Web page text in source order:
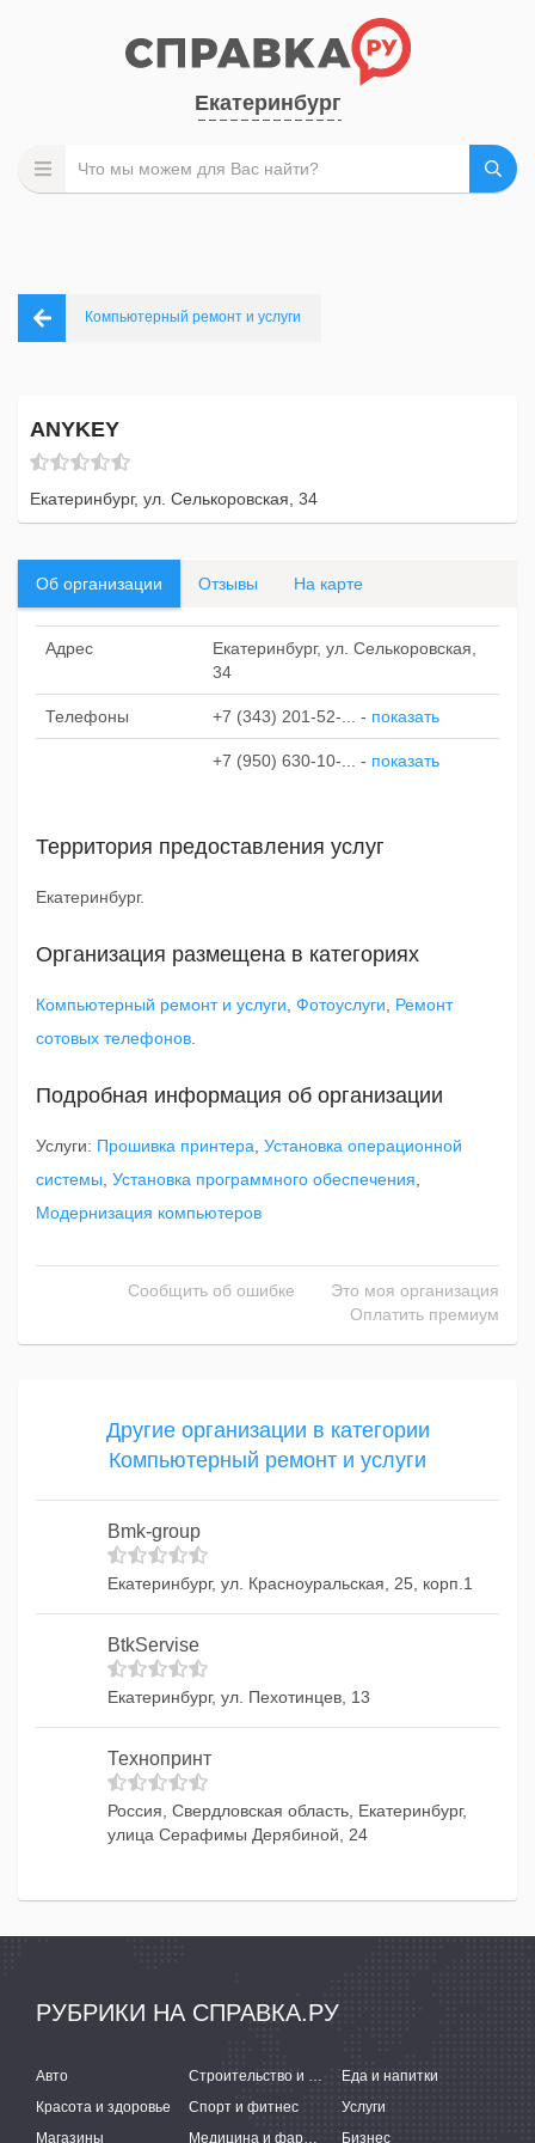
Екатеринбург
Компьютерный ремонт и услуги
ANYKEY
Екатеринбург, ул. Селькоровская, 34
Об организации Отзывы На карте
Адрес
Екатеринбург, ул. Селькоровская,
34
Телефоны +7 (343) 201-52-... - показать
+7 (950) 630-10-... - показать
Территория предоставления услуг
Екатеринбург.
Организация размещена в категориях
Компьютерный ремонт и услуги Фотоуслуги
Ремонт
сотовых телефонов
Подробная информация об организации
Услуги: Прошивка принтера Установка операционной
системы Установка программного обеспечения
Модернизация компьютеров
Сообщить об ошибке
Это моя организация
Оплатить премиум
Другие организации в категории
Компьютерный ремонт и услуги
Bmk-group
Екатеринбург, ул. Красноуральская, 25, корп.1
BtkServise
Екатеринбург, ул. Пехотинцев, 13
Технопринт
Россия, Свердловская область, Екатеринбург,
улица Серафимы Дерябиной, 24
РУБРИКИ НА СПРАВКА.РУ
Авто Строительство и ремонт
Еда и напитки
Красота и здоровье
Спорт и фитнес
Услуги
Магазины
Медицина и фармацевтика Бизнес